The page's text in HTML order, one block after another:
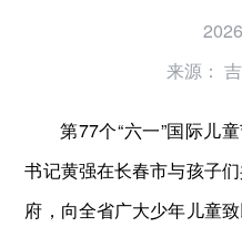
来源：
第77个“六一”国际儿
书记黄强在长春市与孩子
府，向全省广大少年儿童